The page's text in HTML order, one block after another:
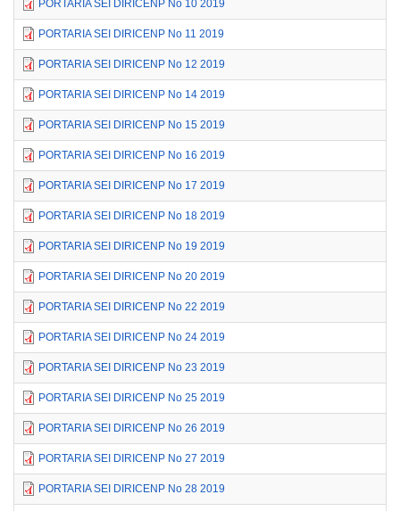
PORTARIA SEI DIRICENP No 10 2019
PORTARIA SEI DIRICENP No 11 2019
PORTARIA SEI DIRICENP No 12 2019
PORTARIA SEI DIRICENP No 14 2019
PORTARIA SEI DIRICENP No 15 2019
PORTARIA SEI DIRICENP No 16 2019
PORTARIA SEI DIRICENP No 17 2019
PORTARIA SEI DIRICENP No 18 2019
PORTARIA SEI DIRICENP No 19 2019
PORTARIA SEI DIRICENP No 20 2019
PORTARIA SEI DIRICENP No 22 2019
PORTARIA SEI DIRICENP No 24 2019
PORTARIA SEI DIRICENP No 23 2019
PORTARIA SEI DIRICENP No 25 2019
PORTARIA SEI DIRICENP No 26 2019
PORTARIA SEI DIRICENP No 27 2019
PORTARIA SEI DIRICENP No 28 2019